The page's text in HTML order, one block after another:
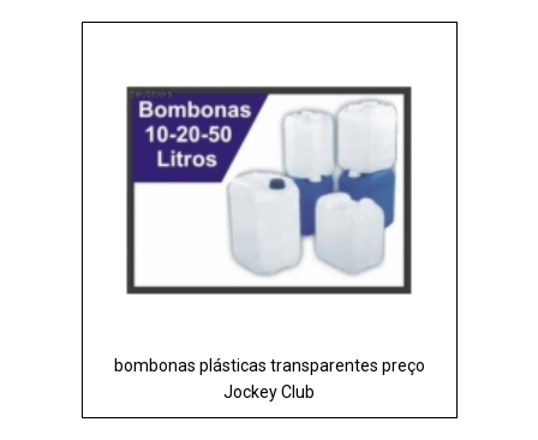
bombonas plásticas transparentes preço
Jockey Club